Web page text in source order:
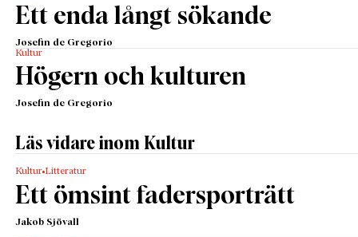
Ett enda långt sökande
Josefin de Gregorio
Kultur
Högern och kulturen
Josefin de Gregorio
Läs vidare inom Kultur
Kultur Litteratur
Ett ömsint fadersporträtt
Jakob Sjövall